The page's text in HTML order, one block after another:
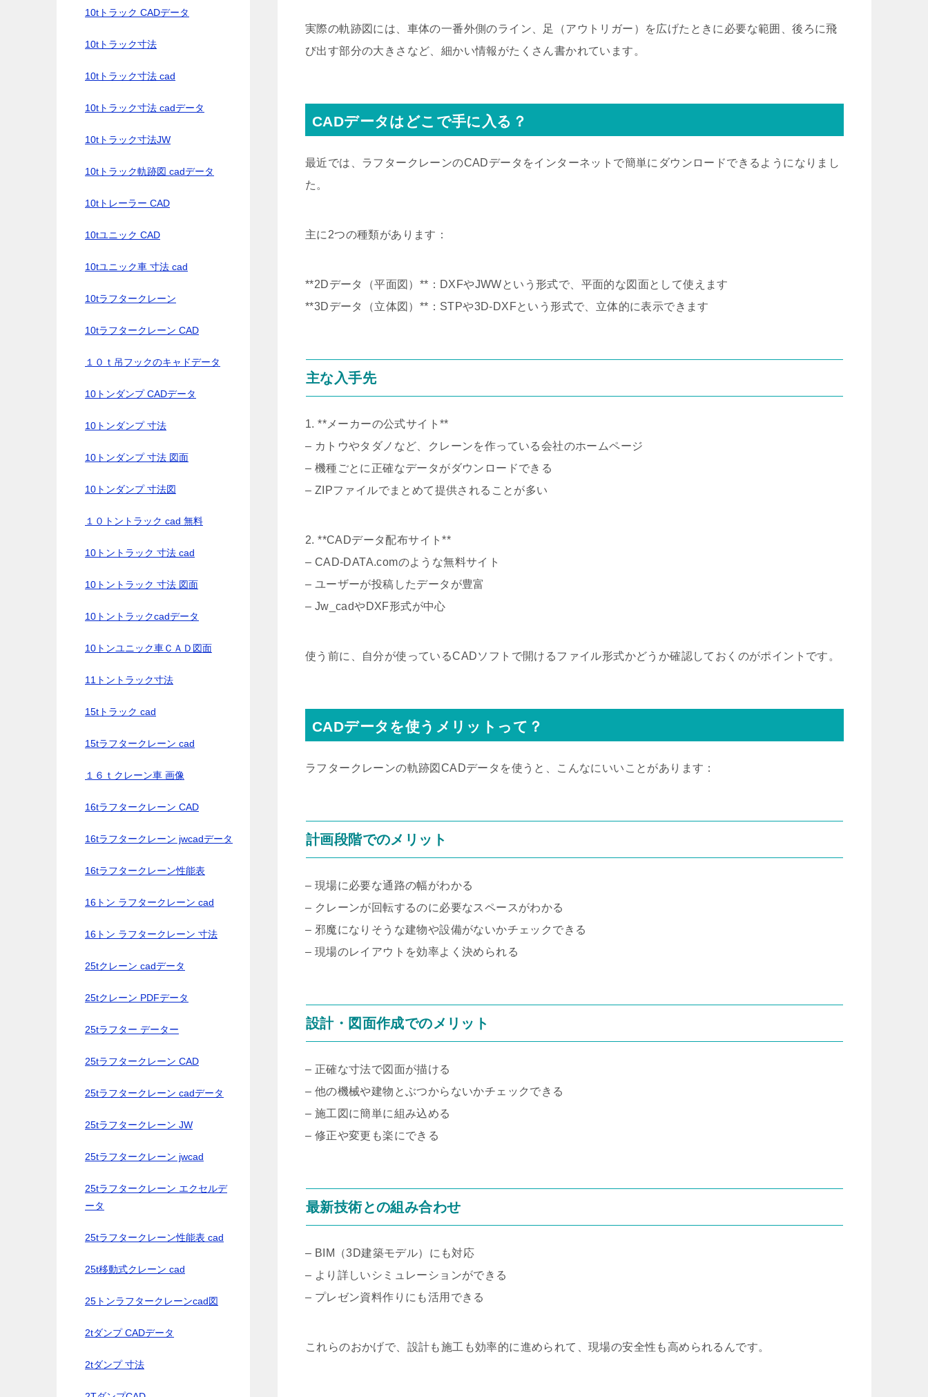
実際の軌跡図には、車体の一番外側のライン、足（アウトリガー）を広げたときに必要な範囲、後ろに飛
び出す部分の大きさなど、細かい情報がたくさん書かれています。
CADデータはどこで手に入る？
最近では、ラフタークレーンのCADデータをインターネットで簡単にダウンロードできるようになりまし
た。
主に2つの種類があります：
**2Dデータ（平面図）**：DXFやJWWという形式で、平面的な図面として使えます
**3Dデータ（立体図）**：STPや3D-DXFという形式で、立体的に表示できます
主な入手先
1. **メーカーの公式サイト**
– カトウやタダノなど、クレーンを作っている会社のホームページ
– 機種ごとに正確なデータがダウンロードできる
– ZIPファイルでまとめて提供されることが多い
2. **CADデータ配布サイト**
– CAD-DATA.comのような無料サイト
– ユーザーが投稿したデータが豊富
– Jw_cadやDXF形式が中心
使う前に、自分が使っているCADソフトで開けるファイル形式かどうか確認しておくのがポイントです。
CADデータを使うメリットって？
ラフタークレーンの軌跡図CADデータを使うと、こんなにいいことがあります：
計画段階でのメリット
– 現場に必要な通路の幅がわかる
– クレーンが回転するのに必要なスペースがわかる
– 邪魔になりそうな建物や設備がないかチェックできる
– 現場のレイアウトを効率よく決められる
設計・図面作成でのメリット
– 正確な寸法で図面が描ける
– 他の機械や建物とぶつからないかチェックできる
– 施工図に簡単に組み込める
– 修正や変更も楽にできる
最新技術との組み合わせ
– BIM（3D建築モデル）にも対応
– より詳しいシミュレーションができる
– プレゼン資料作りにも活用できる
これらのおかげで、設計も施工も効率的に進められて、現場の安全性も高められるんです。
10tトラック CADデータ
10tトラック寸法
10tトラック寸法 cad
10tトラック寸法 cadデータ
10tトラック寸法JW
10tトラック軌跡図 cadデータ
10tトレーラー CAD
10tユニック CAD
10tユニック車 寸法 cad
10tラフタークレーン
10tラフタークレーン CAD
１０ｔ吊フックのキャドデータ
10トンダンプ CADデータ
10トンダンプ 寸法
10トンダンプ 寸法 図面
10トンダンプ 寸法図
１０トントラック cad 無料
10トントラック 寸法 cad
10トントラック 寸法 図面
10トントラックcadデータ
10トンユニック車ＣＡＤ図面
11トントラック寸法
15tトラック cad
15tラフタークレーン cad
１６ｔクレーン車 画像
16tラフタークレーン CAD
16tラフタークレーン jwcadデータ
16tラフタークレーン性能表
16トン ラフタークレーン cad
16トン ラフタークレーン 寸法
25tクレーン cadデータ
25tクレーン PDFデータ
25tラフター データー
25tラフタークレーン CAD
25tラフタークレーン cadデータ
25tラフタークレーン JW
25tラフタークレーン jwcad
25tラフタークレーン エクセルデ
ータ
25tラフタークレーン性能表 cad
25t移動式クレーン cad
25トンラフタークレーンcad図
2tダンプ CADデータ
2tダンプ 寸法